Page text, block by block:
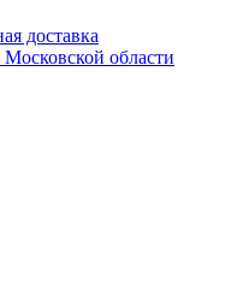
доставка
области